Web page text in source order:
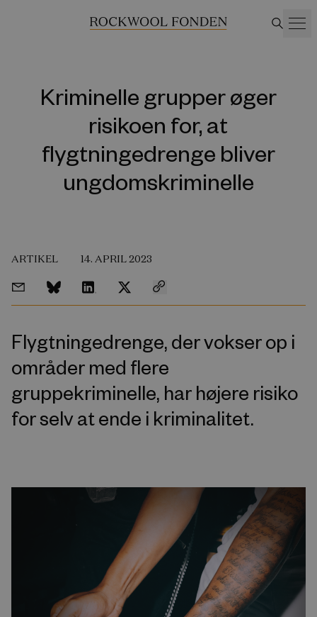
Kriminelle grupper øger
risikoen for, at
flygtningedrenge bliver
ungdomskriminelle
ARTIKEL 14. APRIL 2023
Flygtningedrenge, der vokser op i
områder med flere
gruppekriminelle, har højere risiko
for selv at ende i kriminalitet.